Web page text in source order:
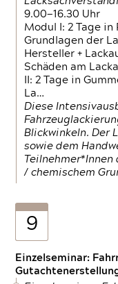
9.00—16.30 Uhr
Modul I: 2 Tage
Grundlagen der
Hersteller +
Schäden am
II: 2 Tage in
La…
Diese
Blickwinkeln. Der
sowie dem
/ chemischem
9
Einzelseminar: